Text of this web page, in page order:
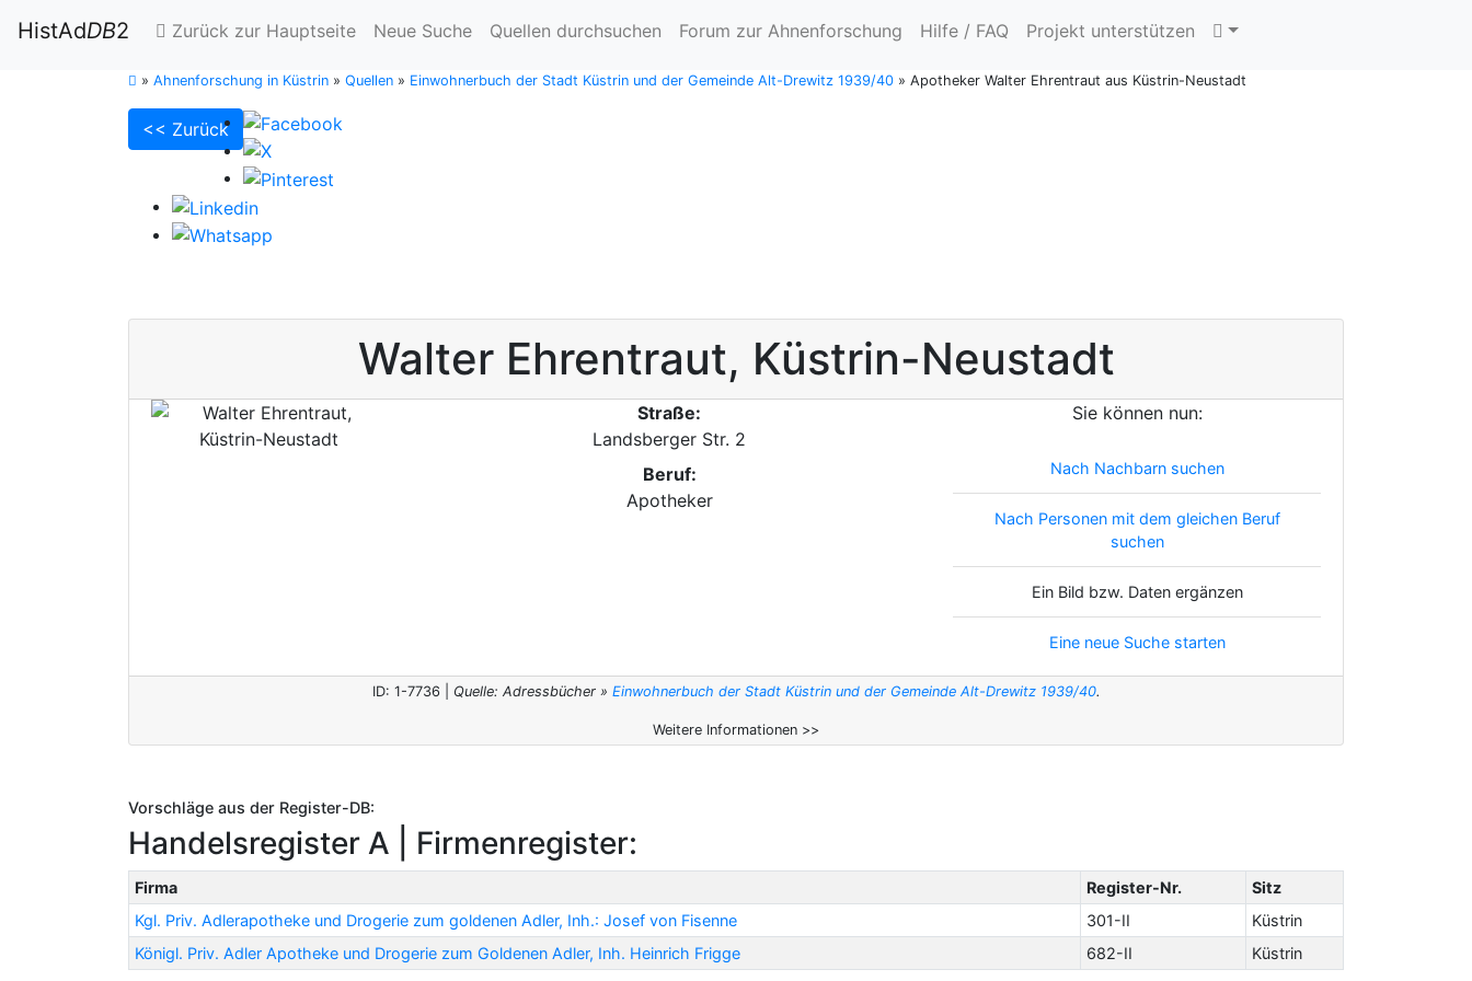
HistAdDB2 Zurück zur Hauptseite Neue Suche Quellen durchsuchen Forum zur Ahnenforschung Hilfe / FAQ Projekt unterstützen
» Ahnenforschung in Küstrin » Quellen » Einwohnerbuch der Stadt Küstrin und der Gemeinde Alt-Drewitz 1939/40 » Apotheker Walter Ehrentraut aus Küstrin-Neustadt
<< Zurück
Walter Ehrentraut, Küstrin-Neustadt
Straße:
Landsberger Str. 2
Beruf:
Apotheker
Sie können nun:
Nach Nachbarn suchen
Nach Personen mit dem gleichen Beruf
suchen
Ein Bild bzw. Daten ergänzen
Eine neue Suche starten
ID: 1-7736 | Quelle: Adressbücher » Einwohnerbuch der Stadt Küstrin und der Gemeinde Alt-Drewitz 1939/40.
Weitere Informationen >>
Vorschläge aus der Register-DB:
Handelsregister A | Firmenregister:
Firma Register-Nr.
Sitz
Kgl. Priv. Adlerapotheke und Drogerie zum goldenen Adler, Inh.: Josef von Fisenne
301-II
Küstrin
Königl. Priv. Adler Apotheke und Drogerie zum Goldenen Adler, Inh. Heinrich Frigge
682-II Küstrin